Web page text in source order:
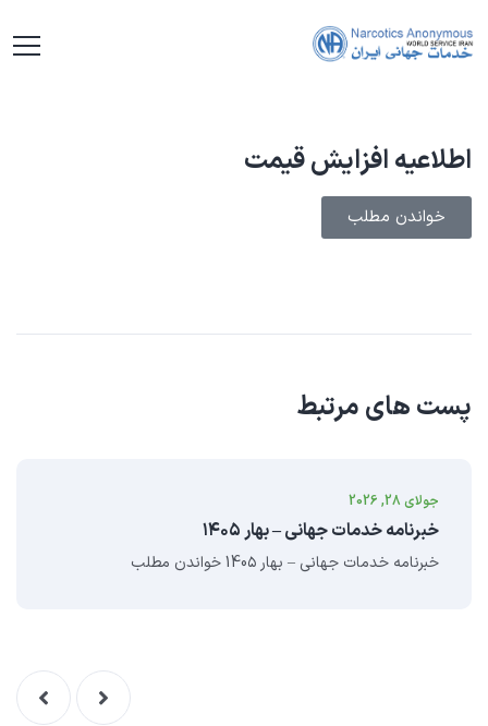
اطلاعیه افزایش قیمت
خواندن مطلب
پست های مرتبط
جولای 28, 2026
خبرنامه خدمات جهانی – بهار ۱۴۰۵
خبرنامه خدمات جهانى – بهار 140۵ خواندن مطلب